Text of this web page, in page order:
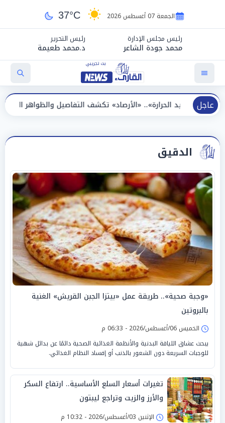
الجمعة 07 أغسطس 2026 37°C
رئيس مجلس الإدارة
محمد جودة الشاعر
رئيس التحرير
د.محمد طعيمة
عاجل
«الأرصاد» تكشف التفاصيل والظواهر الجوية اليوم الجمعة
الدقيق
«وجبة صحية».. طريقة عمل «بيتزا الجبن القريش» الغنية
بالبروتين
الخميس 06/أغسطس/2026 - 06:33 م
يبحث عشاق اللياقة البدنية والأنظمة الغذائية الصحية دائمًا عن بدائل شهية
للوجبات السريعة دون الشعور بالذنب أو إفساد النظام الغذائي.
تغيرات أسعار السلع الأساسية.. ارتفاع السكر
والأرز والزيت وتراجع ليبتون
الإثنين 03/أغسطس/2026 - 10:32 م